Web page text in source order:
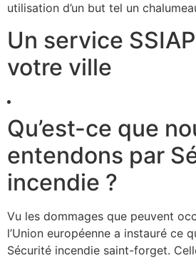
utilisation d’un but tel un
Un service
votre ville
Qu’est-ce que
entendons par
incendie ?
Vu les dommages que peuvent
l’Union européenne a instauré ce
Sécurité incendie saint-forget.